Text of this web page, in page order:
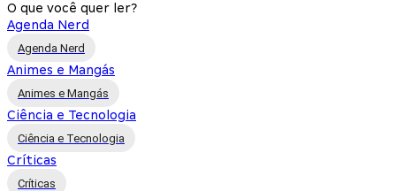
O que você quer ler?
Agenda Nerd
Agenda Nerd
Animes e Mangás
Animes e Mangás
Ciência e Tecnologia
Ciência e Tecnologia
Críticas
Críticas